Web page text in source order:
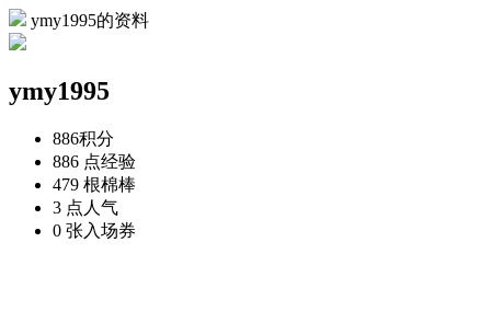
ymy1995的资料
ymy1995
886积分
886 点经验
479 根棉棒
3 点 人气
0 张 入场券